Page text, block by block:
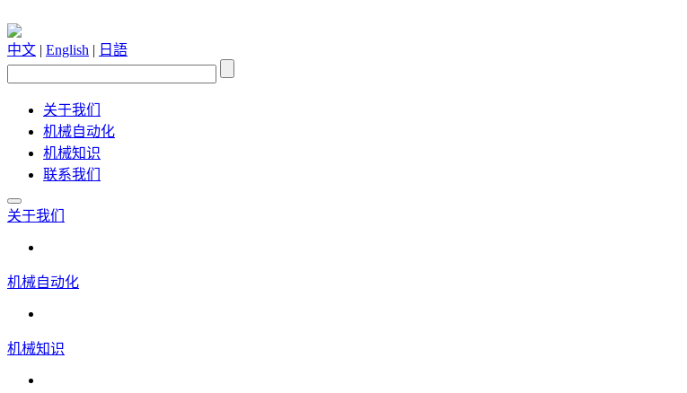
中文 | English | 日語
关于我们
机械自动化
机械知识
联系我们
关于我们
机械自动化
机械知识